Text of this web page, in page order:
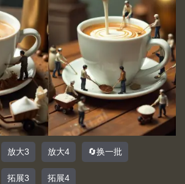
放大3 放大4 🔄换一批
拓展3 拓展4